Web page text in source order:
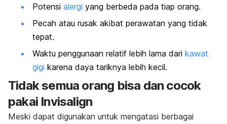
Potensi alergi yang berbeda pada tiap orang.
Pecah atau rusak akibat perawatan yang tidak
tepat.
Waktu penggunaan relatif lebih lama dari kawat
gigi karena daya tariknya lebih kecil.
Tidak semua orang bisa dan cocok
pakai Invisalign
Meski dapat digunakan untuk mengatasi berbagai